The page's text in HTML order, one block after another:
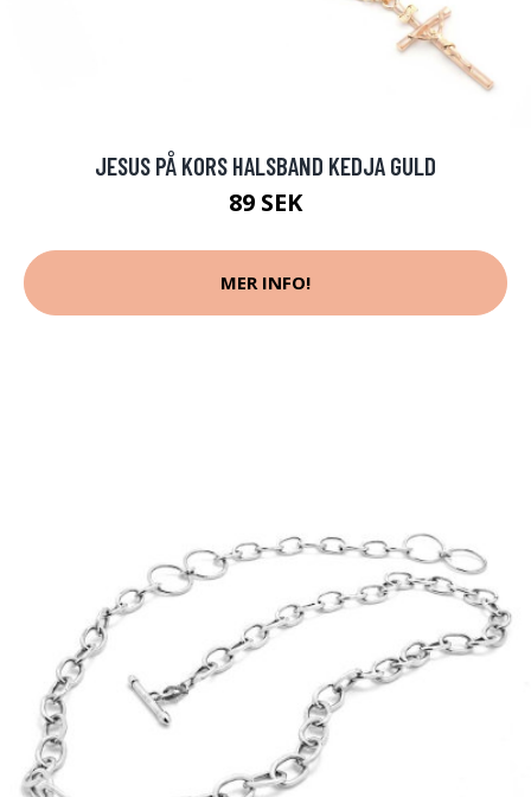
JESUS PÅ KORS HALSBAND KEDJA GULD
89 SEK
MER INFO!